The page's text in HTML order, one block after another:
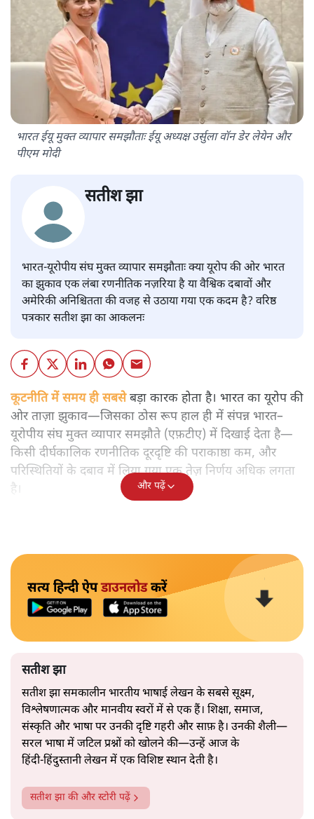
भारत ईयू मुक्त व्यापार समझौताः ईयू अध्यक्ष उर्सुला वॉन डेर लेयेन और
पीएम मोदी
सतीश झा
भारत-यूरोपीय संघ मुक्त व्यापार समझौताः क्या यूरोप की ओर भारत
का झुकाव एक लंबा रणनीतिक नज़रिया है या वैश्विक दबावों और
अमेरिकी अनिश्चितता की वजह से उठाया गया एक कदम है? वरिष्ठ
पत्रकार सतीश झा का आकलनः
कूटनीति में समय ही सबसेबड़ा कारक होता है। भारत का यूरोप की
ओर ताज़ा झुकाव—जिसका ठोस रूप हाल ही में संपन्न भारत–
यूरोपीय संघ मुक्त व्यापार समझौते (एफ़टीए) में दिखाई देता है—
किसी दीर्घकालिक रणनीतिक दूरदृष्टि की पराकाष्ठा कम, और
परिस्थितियों के दबाव में लिया गया एक तेज़ निर्णय अधिक लगता
है।
और पढ़ें
सत्य हिन्दी ऐपडाउनलोडकरें
सतीश झा
सतीश झा समकालीन भारतीय भाषाई लेखन के सबसे सूक्ष्म,
विश्लेषणात्मक और मानवीय स्वरों में से एक हैं। शिक्षा, समाज,
संस्कृति और भाषा पर उनकी दृष्टि गहरी और साफ़ है। उनकी शैली—
सरल भाषा में जटिल प्रश्नों को खोलने की—उन्हें आज के
हिंदी‑हिंदुस्तानी लेखन में एक विशिष्ट स्थान देती है।
सतीश झा की और स्टोरी पढ़ें